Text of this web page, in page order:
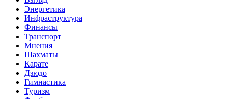
Энергетика
Инфраструктура
Финансы
Транспорт
Мнения
Шахматы
Карате
Дзюдо
Гимнастика
Туризм